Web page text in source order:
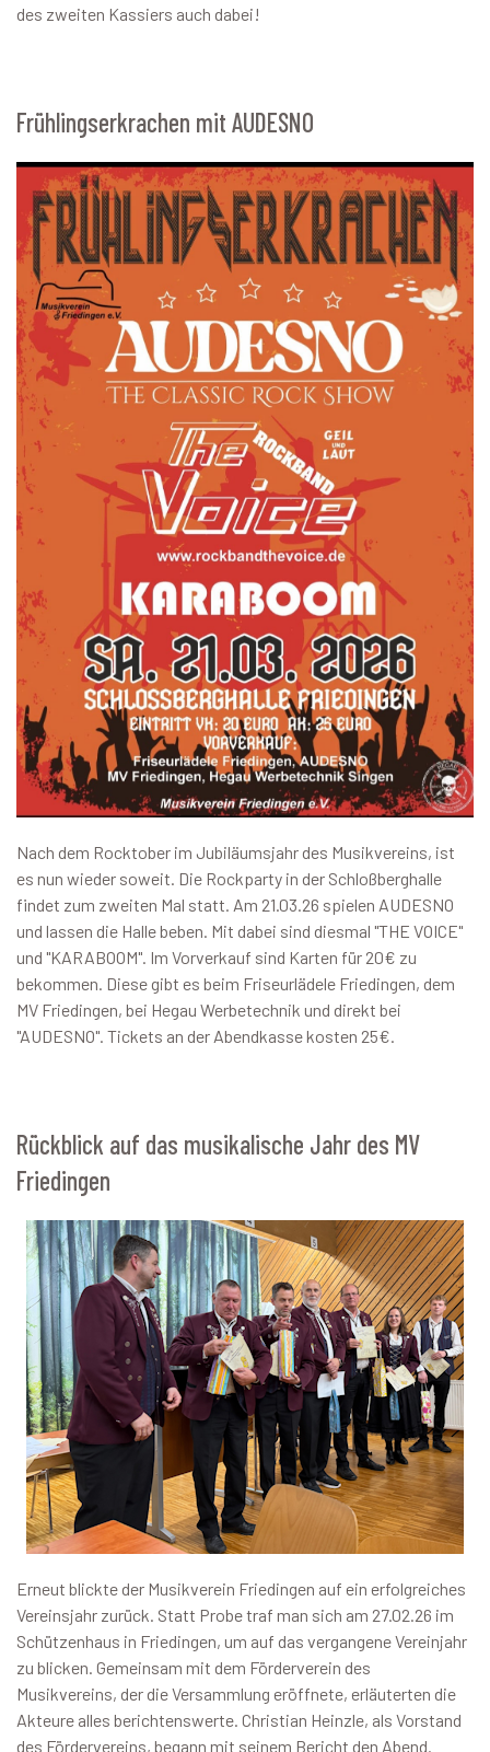
des zweiten Kassiers auch dabei!
Frühlingserkrachen mit AUDESNO
Nach dem Rocktober im Jubiläumsjahr des Musikvereins, ist
es nun wieder soweit. Die Rockparty in der Schloßberghalle
findet zum zweiten Mal statt. Am 21.03.26 spielen AUDESNO
und lassen die Halle beben. Mit dabei sind diesmal "THE VOICE"
und "KARABOOM". Im Vorverkauf sind Karten für 20€ zu
bekommen. Diese gibt es beim Friseurlädele Friedingen, dem
MV Friedingen, bei Hegau Werbetechnik und direkt bei
"AUDESNO". Tickets an der Abendkasse kosten 25€.
Rückblick auf das musikalische Jahr des MV
Friedingen
Erneut blickte der Musikverein Friedingen auf ein erfolgreiches
Vereinsjahr zurück. Statt Probe traf man sich am 27.02.26 im
Schützenhaus in Friedingen, um auf das vergangene Vereinjahr
zu blicken. Gemeinsam mit dem Förderverein des
Musikvereins, der die Versammlung eröffnete, erläuterten die
Akteure alles berichtenswerte. Christian Heinzle, als Vorstand
des Fördervereins, begann mit seinem Bericht den Abend.